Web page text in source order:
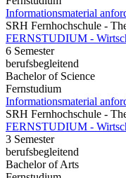
Informationsmaterial
SRH Fernhochschule -
FERNSTUDIUM -
6 Semester
berufsbegleitend
Bachelor of Science
Fernstudium
Informationsmaterial
SRH Fernhochschule -
FERNSTUDIUM -
3 Semester
berufsbegleitend
Bachelor of Arts